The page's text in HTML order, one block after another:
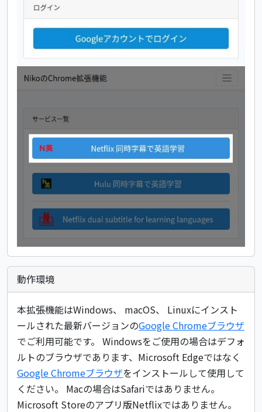
動作環境
本拡張機能はWindows、 macOS、 Linuxにインスト
ールされた最新バージョンのGoogle Chromeブラウザ
でご利用可能です。 Windowsをご使用の場合はデフォ
ルトのブラウザであります、Microsoft Edgeではなく
Google Chromeブラウザをインストールして使用して
ください。 Macの場合はSafariではありません。
Microsoft Storeのアプリ版Netflixではありません。